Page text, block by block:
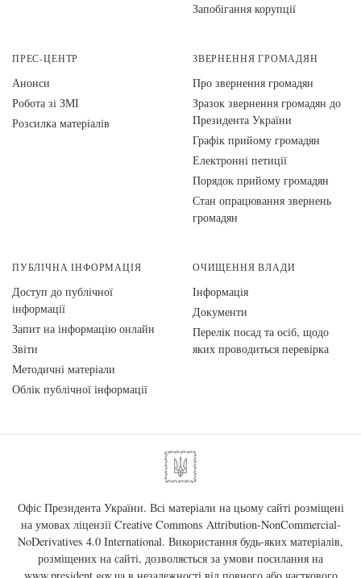
Запобігання корупції
ПРЕС-ЦЕНТР
Анонси
Робота зі ЗМІ
Розсилка матеріалів
ЗВЕРНЕННЯ ГРОМАДЯН
Про звернення громадян
Зразок звернення громадян до
Президента України
Графік прийому громадян
Електронні петиції
Порядок прийому громадян
Стан опрацювання звернень
громадян
ПУБЛІЧНА ІНФОРМАЦІЯ
Доступ до публічної
інформації
Запит на інформацію онлайн
Звіти
Методичні матеріали
Облік публічної інформації
ОЧИЩЕННЯ ВЛАДИ
Інформація
Документи
Перелік посад та осіб, щодо
яких проводиться перевірка
Офіс Президента України. Всі матеріали на цьому сайті розміщені
на умовах ліцензії Creative Commons Attribution-NonCommercial-
NoDerivatives 4.0 International. Використання будь-яких матеріалів,
розміщених на сайті, дозволяється за умови посилання на